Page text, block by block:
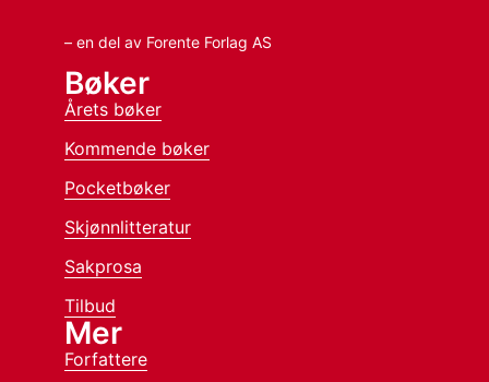
– en del av Forente Forlag AS
Bøker
Årets bøker
Kommende bøker
Pocketbøker
Skjønnlitteratur
Sakprosa
Tilbud
Mer
Forfattere